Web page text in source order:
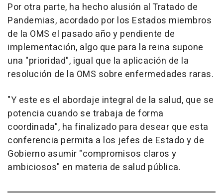
Por otra parte, ha hecho alusión al Tratado de
Pandemias, acordado por los Estados miembros
de la OMS el pasado año y pendiente de
implementación, algo que para la reina supone
una "prioridad", igual que la aplicación de la
resolución de la OMS sobre enfermedades raras.
"Y este es el abordaje integral de la salud, que se
potencia cuando se trabaja de forma
coordinada", ha finalizado para desear que esta
conferencia permita a los jefes de Estado y de
Gobierno asumir "compromisos claros y
ambiciosos" en materia de salud pública.